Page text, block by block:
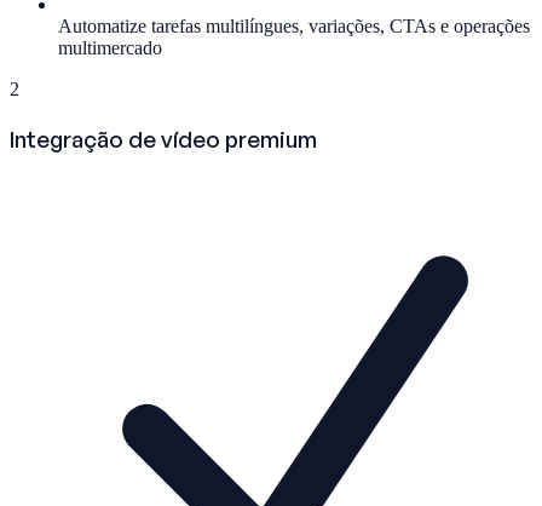
Automatize tarefas multilíngues, variações, CTAs e operações
multimercado
2
Integração de vídeo premium